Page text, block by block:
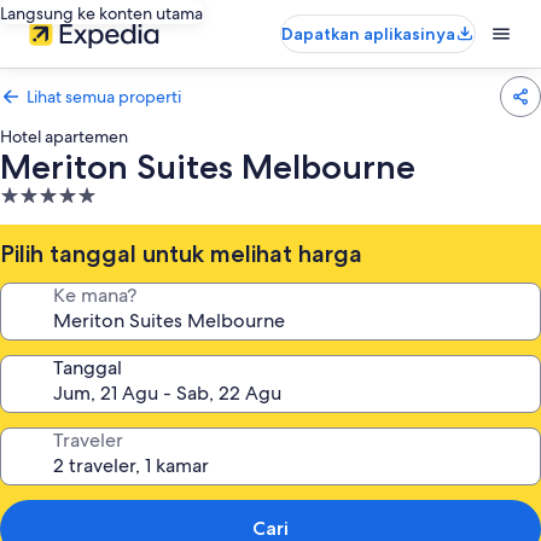
Langsung ke konten utama
Dapatkan aplikasinya
Lihat semua properti
Hotel apartemen
Meriton Suites Melbourne
Properti
bintang
5.0
Pilih tanggal untuk melihat harga
Ke mana?
Tanggal
Traveler
Cari